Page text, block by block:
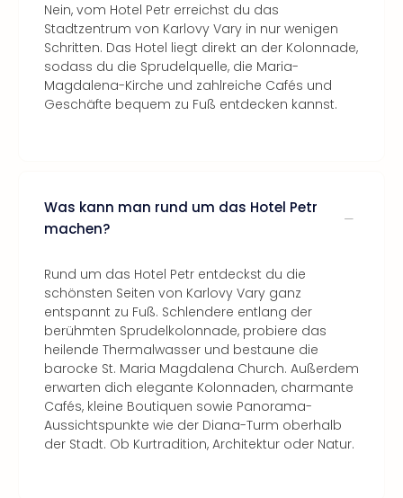
Nein, vom Hotel Petr erreichst du das
Stadtzentrum von Karlovy Vary in nur wenigen
Schritten. Das Hotel liegt direkt an der Kolonnade,
sodass du die Sprudelquelle, die Maria-
Magdalena-Kirche und zahlreiche Cafés und
Geschäfte bequem zu Fuß entdecken kannst.
Was kann man rund um das Hotel Petr
machen?
Rund um das Hotel Petr entdeckst du die
schönsten Seiten von Karlovy Vary ganz
entspannt zu Fuß. Schlendere entlang der
berühmten Sprudelkolonnade, probiere das
heilende Thermalwasser und bestaune die
barocke St. Maria Magdalena Church. Außerdem
erwarten dich elegante Kolonnaden, charmante
Cafés, kleine Boutiquen sowie Panorama-
Aussichtspunkte wie der Diana-Turm oberhalb
der Stadt. Ob Kurtradition, Architektur oder Natur.